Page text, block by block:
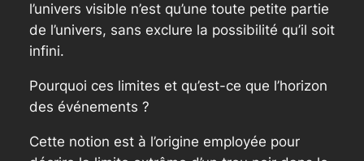
l’univers visible n’est qu’une toute petite partie
de l’univers, sans exclure la possibilité qu’il soit
infini.
Pourquoi ces limites et qu’est-ce que l’horizon
des événements ?
Cette notion est à l’origine employée pour